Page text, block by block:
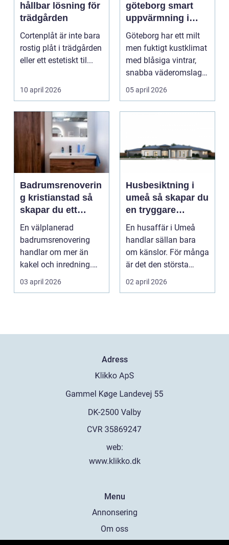
hållbar lösning för
trädgården
Cortenplåt är inte bara
rostig plåt i trädgården
eller ett estetiskt til...
10 april 2026
göteborg smart
uppvärmning i
kustklimat
Göteborg har ett milt
men fuktigt kustklimat
med blåsiga vintrar,
snabba väderomslag
och ofta hög lu...
05 april 2026
Badrumsrenoverin
g kristianstad så
skapar du ett
funktionellt och
hållbart badrum
En välplanerad
badrumsrenovering
handlar om mer än
kakel och inredning.
För många hushåll
runt Krist...
03 april 2026
Husbesiktning i
umeå så skapar du
en tryggare
bostadsaffär
En husaffär i Umeå
handlar sällan bara
om känslor. För många
är det den största
ekonomiska affären i...
02 april 2026
Adress
web:
www.klikko.dk
Menu
Annonsering
Om oss